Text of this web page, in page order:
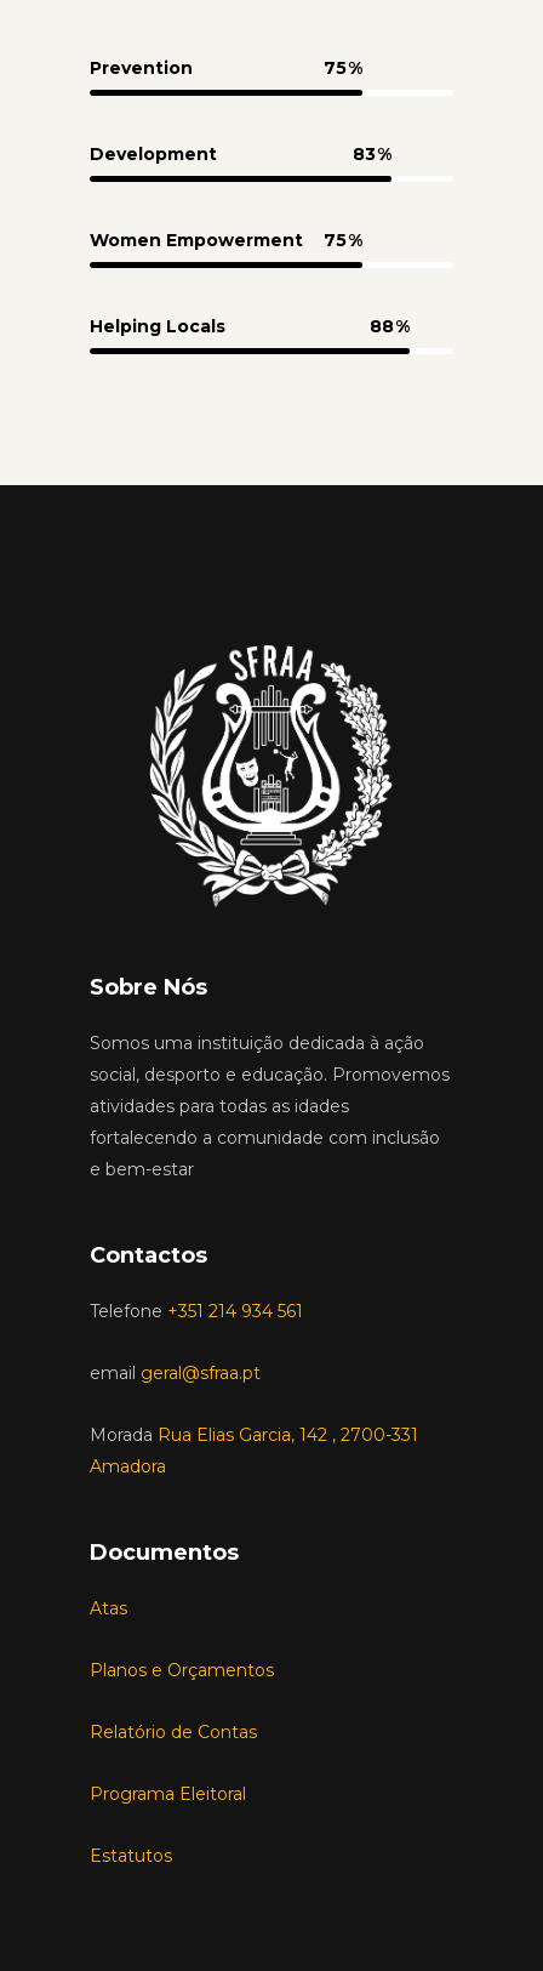
Prevention 75
Development 83
Women Empowerment 75
Helping Locals 88
Sobre Nós
Somos uma instituição dedicada à ação
social, desporto e educação. Promovemos
atividades para todas as idades
fortalecendo a comunidade com inclusão
e bem-estar
Contactos
Telefone +351 214 934 561
email geral@sfraa.pt
Morada Rua Elias Garcia, 142 , 2700-331
Amadora
Documentos
Atas
Planos e Orçamentos
Relatório de Contas
Programa Eleitoral
Estatutos